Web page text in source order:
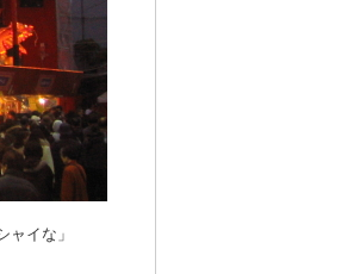
イな」